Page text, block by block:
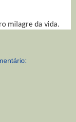
milagre da vida.